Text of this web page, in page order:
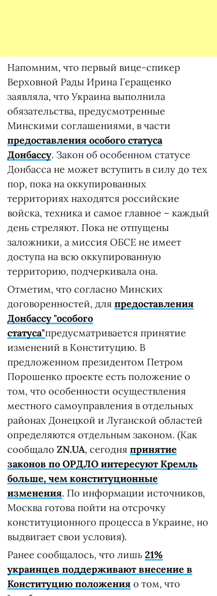
Напомним, что первый вице-спикер
Верховной Рады Ирина Геращенко
заявляла, что Украина выполнила
обязательства, предусмотренные
Минскими соглашениями, в части
предоставления особого статуса
Донбассу. Закон об особенном статусе
Донбасса не может вступить в силу до тех
пор, пока на оккупированных
территориях находятся российские
войска, техника и самое главное – каждый
день стреляют. Пока не отпущены
заложники, а миссия ОБСЕ не имеет
доступа на всю оккупированную
территорию, подчеркивала она.
Отметим, что согласно Минских
договоренностей, для предоставления
Донбассу "особого
статуса"предусматривается принятие
изменений в Конституцию. В
предложенном президентом Петром
Порошенко проекте есть положение о
том, что особенности осуществления
местного самоуправления в отдельных
районах Донецкой и Луганской областей
определяются отдельным законом. (Как
сообщало ZN.UA, сегодня принятие
законов по ОРДЛО интересуют Кремль
больше, чем конституционные
изменения. По информации источников,
Москва готова пойти на отсрочку
конституционного процесса в Украине, но
выдвигает свои условия).
Ранее сообщалось, что лишь 21%
украинцев поддерживают внесение в
Конституцию положения о том, что